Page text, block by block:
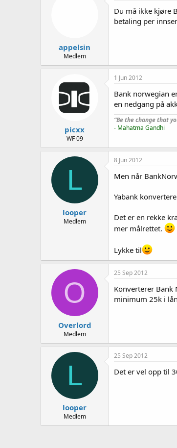
appelsin
Medlem
Du må ikke kjøre
betaling per
picxx
WF 09
1 Jun 2012
Bank norwegian
en nedgang på
“Be the change that
- Mahatma Gandhi
L
looper
Medlem
8 Jun 2012
Men når
Yabank
Det er en rekke
mer målrettet.
Lykke til
O
Overlord
Medlem
25 Sep 2012
Konverterer Bank
minimum 25k i
L
looper
Medlem
25 Sep 2012
Det er vel opp til